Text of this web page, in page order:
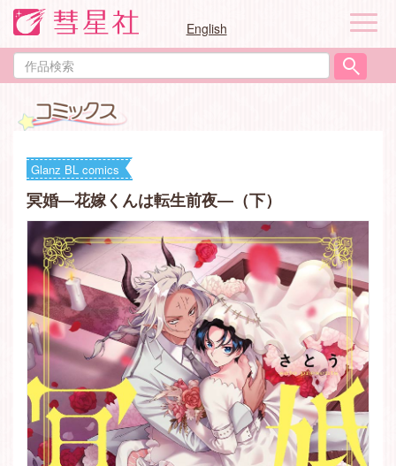
English
作
品
ナ
ゲ
ー
Glanz BL comics
冥婚―花嫁くんは転生前夜―（下）